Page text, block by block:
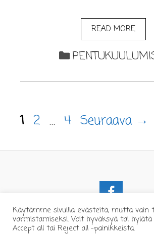
READ MORE
1 2 … 4 Seuraava →
Käytämme sivuilla evästeitä, mutta vain
varmistamiseksi. Voit hyväksyä tai
Accept all tai Reject all -painikkeista.